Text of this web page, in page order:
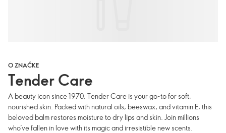
O ZNAČKE
Tender Care
A beauty icon since 1970, Tender Care is your go-to for soft,
nourished skin. Packed with natural oils, beeswax, and vitamin E, this
beloved balm restores moisture to dry lips and skin. Join millions
who’ve fallen in love with its magic and irresistible new scents.